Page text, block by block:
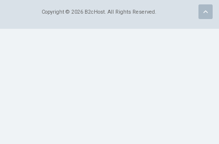
Copyright © 2026 B2cHost. All Rights Reserved.